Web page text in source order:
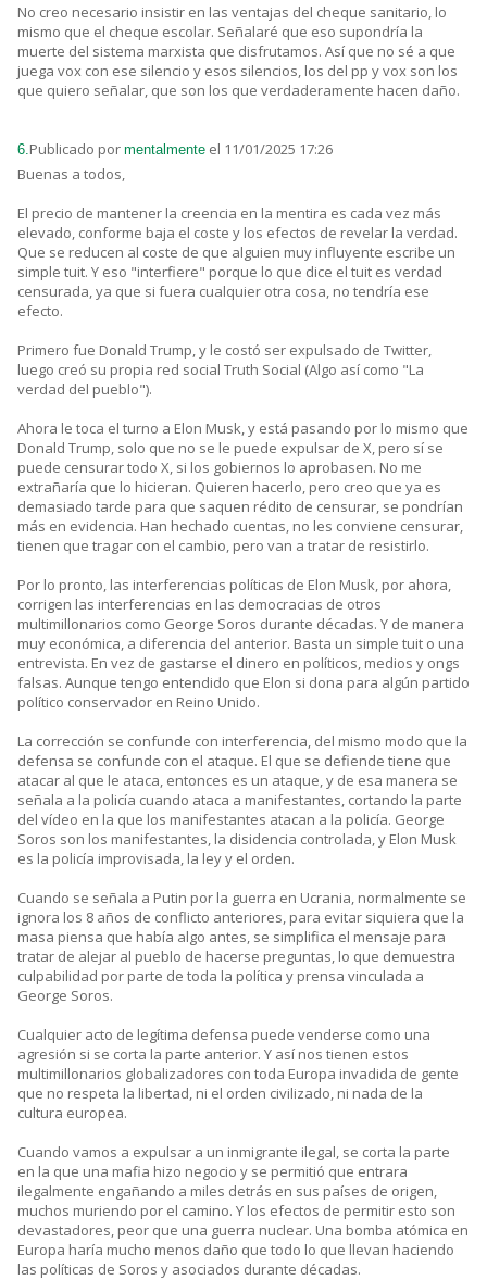
No creo necesario insistir en las ventajas del cheque sanitario, lo
mismo que el cheque escolar. Señalaré que eso supondría la
muerte del sistema marxista que disfrutamos. Así que no sé a que
juega vox con ese silencio y esos silencios, los del pp y vox son los
que quiero señalar, que son los que verdaderamente hacen daño.
6. Publicado por mentalmente el 11/01/2025 17:26
Buenas a todos,
El precio de mantener la creencia en la mentira es cada vez más
elevado, conforme baja el coste y los efectos de revelar la verdad.
Que se reducen al coste de que alguien muy influyente escribe un
simple tuit. Y eso "interfiere" porque lo que dice el tuit es verdad
censurada, ya que si fuera cualquier otra cosa, no tendría ese
efecto.
Primero fue Donald Trump, y le costó ser expulsado de Twitter,
luego creó su propia red social Truth Social (Algo así como "La
verdad del pueblo").
Ahora le toca el turno a Elon Musk, y está pasando por lo mismo que
Donald Trump, solo que no se le puede expulsar de X, pero sí se
puede censurar todo X, si los gobiernos lo aprobasen. No me
extrañaría que lo hicieran. Quieren hacerlo, pero creo que ya es
demasiado tarde para que saquen rédito de censurar, se pondrían
más en evidencia. Han hechado cuentas, no les conviene censurar,
tienen que tragar con el cambio, pero van a tratar de resistirlo.
Por lo pronto, las interferencias políticas de Elon Musk, por ahora,
corrigen las interferencias en las democracias de otros
multimillonarios como George Soros durante décadas. Y de manera
muy económica, a diferencia del anterior. Basta un simple tuit o una
entrevista. En vez de gastarse el dinero en políticos, medios y ongs
falsas. Aunque tengo entendido que Elon si dona para algún partido
político conservador en Reino Unido.
La corrección se confunde con interferencia, del mismo modo que la
defensa se confunde con el ataque. El que se defiende tiene que
atacar al que le ataca, entonces es un ataque, y de esa manera se
señala a la policía cuando ataca a manifestantes, cortando la parte
del vídeo en la que los manifestantes atacan a la policía. George
Soros son los manifestantes, la disidencia controlada, y Elon Musk
es la policía improvisada, la ley y el orden.
Cuando se señala a Putin por la guerra en Ucrania, normalmente se
ignora los 8 años de conflicto anteriores, para evitar siquiera que la
masa piensa que había algo antes, se simplifica el mensaje para
tratar de alejar al pueblo de hacerse preguntas, lo que demuestra
culpabilidad por parte de toda la política y prensa vinculada a
George Soros.
Cualquier acto de legítima defensa puede venderse como una
agresión si se corta la parte anterior. Y así nos tienen estos
multimillonarios globalizadores con toda Europa invadida de gente
que no respeta la libertad, ni el orden civilizado, ni nada de la
cultura europea.
Cuando vamos a expulsar a un inmigrante ilegal, se corta la parte
en la que una mafia hizo negocio y se permitió que entrara
ilegalmente engañando a miles detrás en sus países de origen,
muchos muriendo por el camino. Y los efectos de permitir esto son
devastadores, peor que una guerra nuclear. Una bomba atómica en
Europa haría mucho menos daño que todo lo que llevan haciendo
las políticas de Soros y asociados durante décadas.